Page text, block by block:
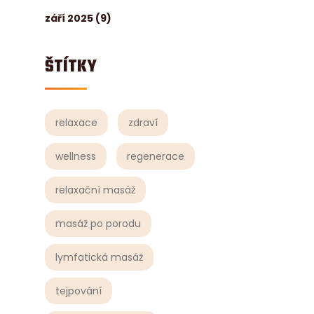
září 2025 (9)
ŠTÍTKY
relaxace zdraví
wellness regenerace
relaxační masáž
masáž po porodu
lymfatická masáž
tejpování